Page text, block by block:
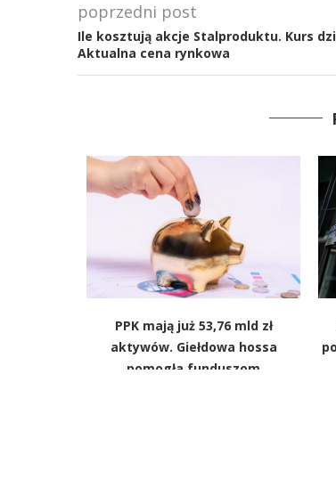
poprzedni post
Ile kosztują akcje Stalproduktu. Kurs
Aktualna cena rynkowa
PPK mają już 53,76 mld zł
aktywów. Giełdowa hossa
pomogła funduszom